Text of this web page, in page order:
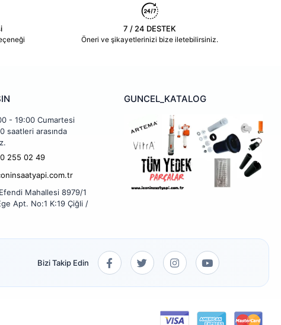
7 / 24 DESTEK
Öneri ve şikayetlerinizi bize iletebilirsiniz.
- 19:00 Cumartesi
saatleri arasında
255 02 49
Mahallesi 8979/1
Apt. No:1 K:19 Çiğli /
GUNCEL_KATALOG
Bizi Takip Edin